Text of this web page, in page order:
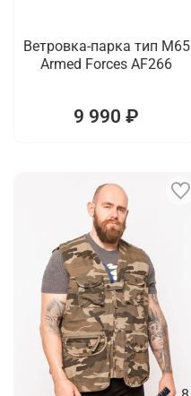
Ветровка-парка тип M65
Armed Forces AF266
9 990 ₽